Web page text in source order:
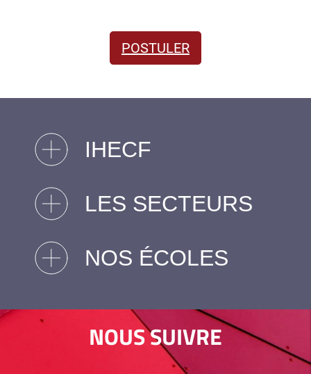
POSTULER
IHECF
LES SECTEURS
NOS ÉCOLES
NOUS SUIVRE